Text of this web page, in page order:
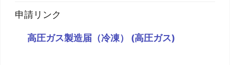
申請リンク
高圧ガス製造届（冷凍） (高圧ガス)